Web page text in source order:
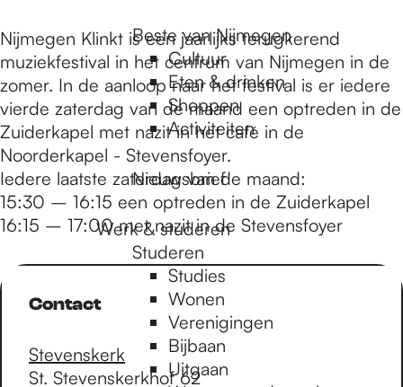
Beste van Nijmegen
Cultuur
Eten & drinken
Shoppen
Activiteiten
Nieuwsbrief
Werk & studeren
Studeren
Studies
Wonen
Verenigingen
Bijbaan
Uitgaan
Nijmegen Klinkt is een jaarlijks terugkerend
muziekfestival in het centrum van Nijmegen in de
zomer. In de aanloop naar het festival is er iedere
vierde zaterdag van de maand een optreden in de
Zuiderkapel met nazit in het café in de
Noorderkapel - Stevensfoyer.
Iedere laatste zaterdag van de maand:
15:30 – 16:15 een optreden in de Zuiderkapel
16:15 – 17:00 met nazit in de Stevensfoyer
Contact
Stevenskerk
St. Stevenskerkhof 62